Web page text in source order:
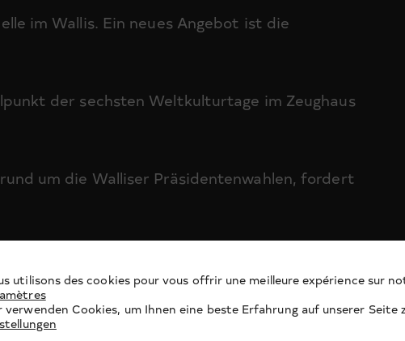
im Wallis. Ein neues Angebot ist die
der sechsten Weltkulturtage im Zeughaus
um die Walliser Präsidentenwahlen, fordert
utilisons des cookies pour vous offrir une meilleure expérience sur
verwenden Cookies, um Ihnen eine beste Erfahrung auf unserer Seite